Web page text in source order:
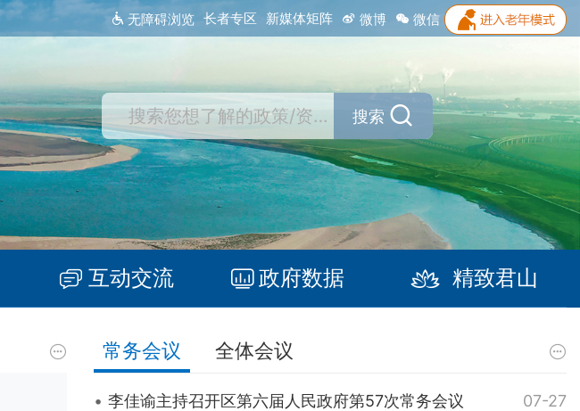
无障碍浏览 长者专区 新媒体矩阵 微博 微信
搜索
互动交流 政府数据 精致君山
常务会议 全体会议
李佳谕主持召开区第六届人民政府第57次常务会议 07-27